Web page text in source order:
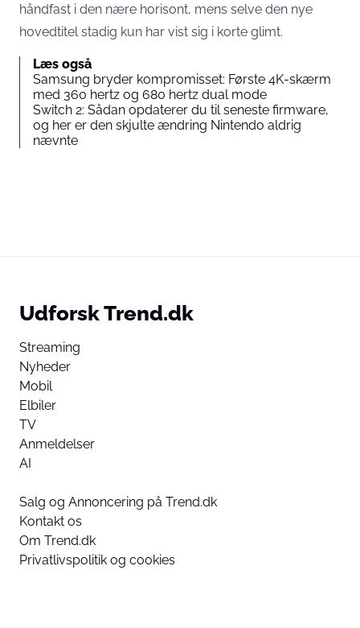
håndfast i den nære horisont, mens selve den nye
hovedtitel stadig kun har vist sig i korte glimt.
Læs også
Samsung bryder kompromisset: Første 4K-skærm
med 360 hertz og 680 hertz dual mode
Switch 2: Sådan opdaterer du til seneste firmware,
og her er den skjulte ændring Nintendo aldrig
nævnte
Udforsk Trend.dk
Streaming
Nyheder
Mobil
Elbiler
TV
Anmeldelser
AI
Salg og Annoncering på Trend.dk
Kontakt os
Om Trend.dk
Privatlivspolitik og cookies